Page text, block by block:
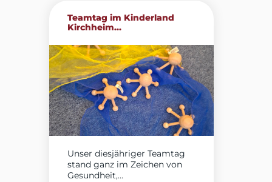
Teamtag im Kinderland
Kirchheim...
Unser diesjähriger Teamtag
stand ganz im Zeichen von
Gesundheit,...